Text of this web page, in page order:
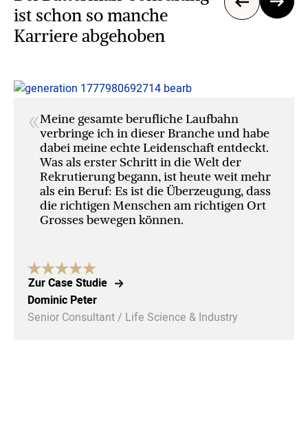
ist schon so manche
Karriere abgehoben
«Meine gesamte berufliche Laufbahn
verbringe ich in dieser Branche und habe
dabei meine echte Leidenschaft entdeckt.
Was als erster Schritt in die Welt der
Rekrutierung begann, ist heute weit mehr
als ein Beruf: Es ist die Überzeugung, dass
die richtigen Menschen am richtigen Ort
Grosses bewegen können.
Zur Case Studie
Dominic Peter
Senior Consultant / Life Science & Industry